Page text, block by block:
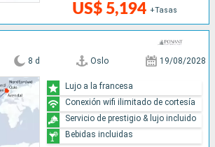
US$ 5,194 +Tasas
8 d Oslo 19/08/2028
Lujo a la francesa
Conexión wifi ilimitado de cortesía
Servicio de prestigio & lujo incluido
Bebidas incluidas